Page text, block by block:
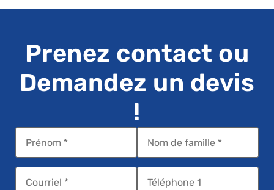
Prenez contact ou
Demandez un devis
!